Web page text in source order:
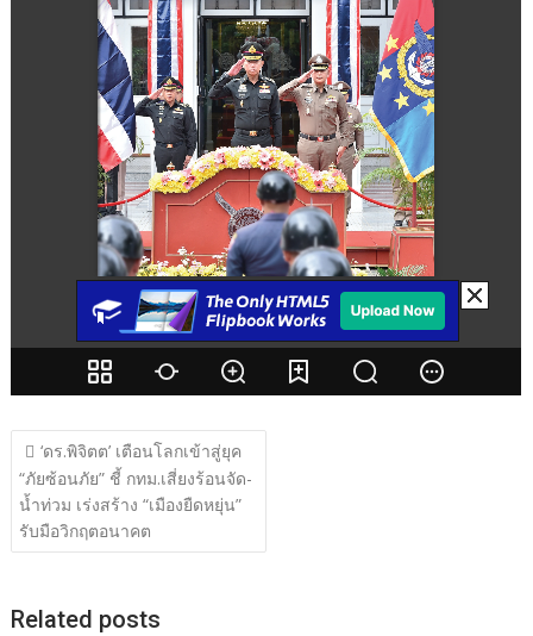
แนะแนว
เรื่อง
‘ดร.พิจิตต’ เตือนโลกเข้าสู่ยุค
“ภัยซ้อนภัย” ชี้ กทม.เสี่ยงร้อนจัด-
น้ำท่วม เร่งสร้าง “เมืองยืดหยุ่น”
รับมือวิกฤตอนาคต
Related posts